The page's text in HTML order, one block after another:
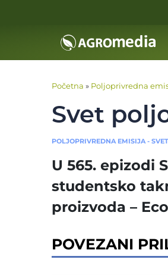
Početna » Poljoprivredna
Svet
POLJOPRIVREDNA EMISIJA -
U 565. epizodi
studentsko
proizvoda –
POVEZANI